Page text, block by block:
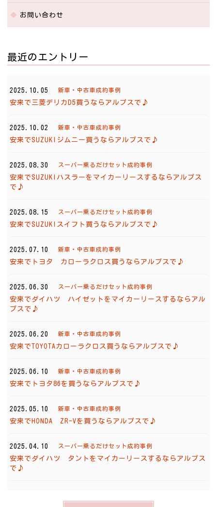
お問い合わせ
最近のエントリー
2025.10.05 新車・中古車成約事例
安来で三菱デリカD5買うならアルプスで♪
2025.10.02 新車・中古車成約事例
安来でSUZUKIジムニー買うならアルプスで♪
2025.08.30 スーパー乗るだけセット成約事例
安来でSUZUKIハスラーをマイカーリースするならアルプス
で♪
2025.08.15 スーパー乗るだけセット成約事例
安来でSUZUKIスイフト買うならアルプスで♪
2025.07.10 新車・中古車成約事例
安来でトヨタ カローラクロス買うならアルプスで♪
2025.06.30 スーパー乗るだけセット成約事例
安来でダイハツ ハイゼットをマイカーリースするならアル
プスで♪
2025.06.20 新車・中古車成約事例
安来でTOYOTAカローラクロス買うならアルプスで♪
2025.06.10 新車・中古車成約事例
安来でトヨタ86を買うならアルプスで♪
2025.05.10 新車・中古車成約事例
安来でHONDA ZR-Vを買うならアルプスで♪
2025.04.10 スーパー乗るだけセット成約事例
安来でダイハツ タントをマイカーリースするならアルプス
で♪